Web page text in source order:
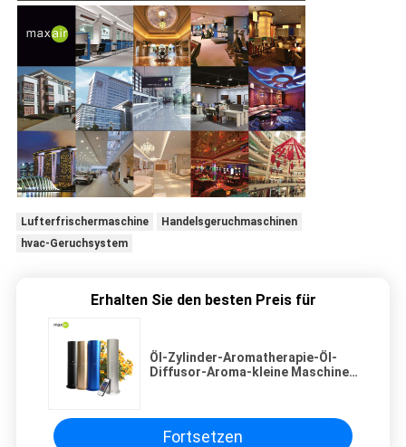
Lufterfrischermaschine
Handelsgeruchmaschinen
hvac-Geruchsystem
Erhalten Sie den besten Preis für
Öl-Zylinder-Aromatherapie-Öl-
Diffusor-Aroma-kleine Maschine
Fortsetzen